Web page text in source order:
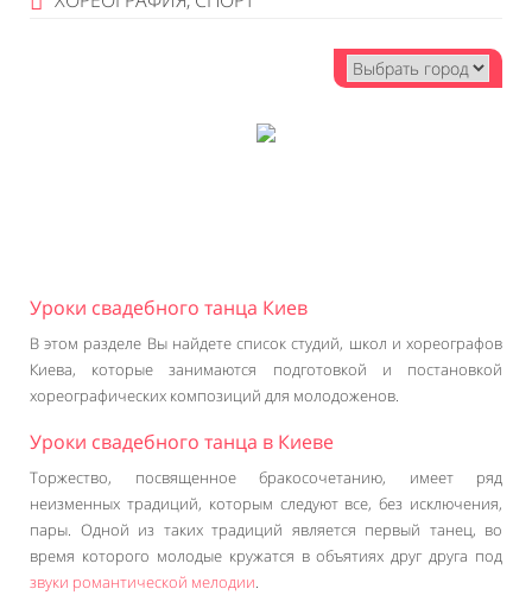
Уроки свадебного танца Киев
В этом разделе Вы найдете список студий, школ и хореографов
Киева, которые занимаются подготовкой и постановкой
хореографических композиций для молодоженов.
Уроки свадебного танца в Киеве
Торжество, посвященное бракосочетанию, имеет ряд
неизменных традиций, которым следуют все, без исключения,
пары. Одной из таких традиций является первый танец, во
время которого молодые кружатся в объятиях друг друга под
звуки романтической мелодии.